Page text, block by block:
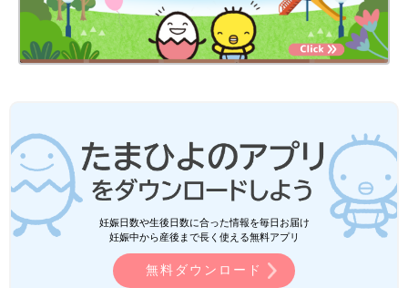
妊娠日数や生後日数に合った情報を毎日お届け
妊娠中から産後まで長く使える無料アプリ
無料ダウンロード